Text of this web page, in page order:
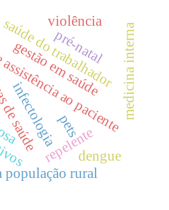
ao paciente
gestão em saúde medicina interna
infectologia
saúde do trabalhador
população rural
repelente
pré-natal
violência
dengue
pets